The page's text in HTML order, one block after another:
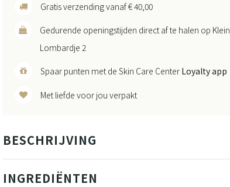
Gratis verzending vanaf € 40,00
Gedurende openingstijden direct af te halen op Klein
Lombardje 2
Spaar punten met de Skin Care Center Loyalty app
Met liefde voor jou verpakt
BESCHRIJVING
INGREDIËNTEN